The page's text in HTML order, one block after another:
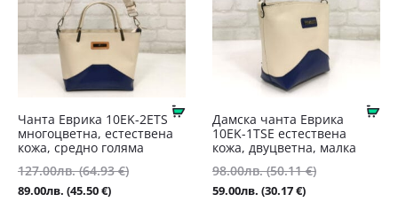
Купи
Чанта Еврика 10EK-2ETS
многоцветна, естествена
кожа, средно голяма
127.00лв. (64.93 €)Original
89.00лв. (45.50 €)Текущата
Дамска чанта Еврика
10EK-1TSE естествена
кожа, двуцветна, малка
98.00лв. (50.11 €)Original
59.00лв. (30.17 €)Текущата